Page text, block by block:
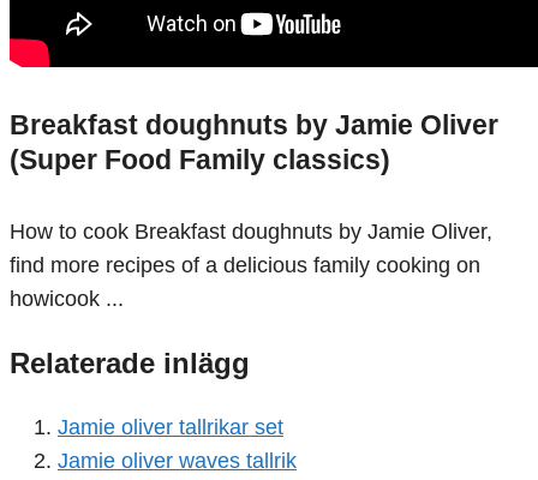
Breakfast doughnuts by Jamie Oliver
(Super Food Family classics)
How to cook Breakfast doughnuts by Jamie Oliver,
find more recipes of a delicious family cooking on
howicook ...
Relaterade inlägg
Jamie oliver tallrikar set
Jamie oliver waves tallrik